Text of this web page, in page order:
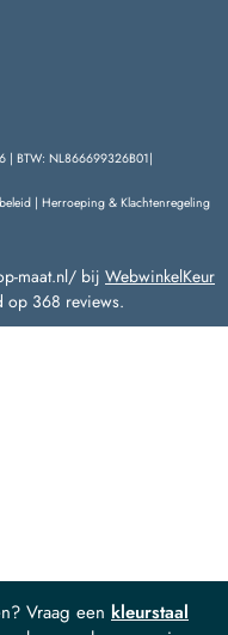
Vraag een kleurstaal
| BTW: NL866699326B01|
| Herroeping & Klachtenregeling
maat.nl/ bij WebwinkelKeur
op 368 reviews.